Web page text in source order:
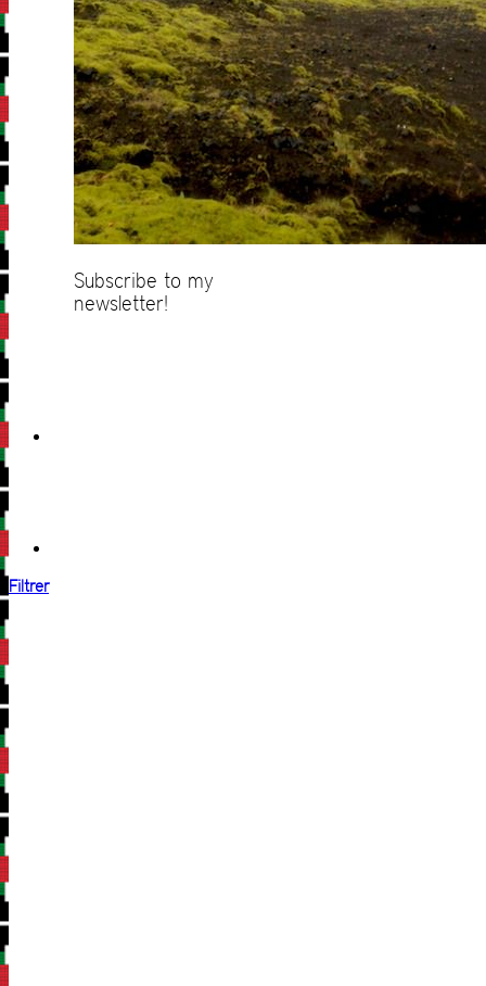
Subscribe to my
newsletter!
Filtrer